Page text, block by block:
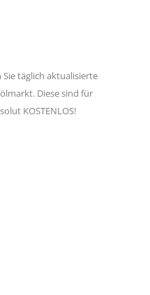
täglich aktualisierte
Diese sind für
KOSTENLOS!